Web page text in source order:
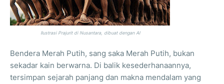
Ilustrasi Prajurit di Nusantara, dibuat dengan AI
Bendera Merah Putih, sang saka Merah Putih, bukan
sekadar kain berwarna. Di balik kesederhanaannya,
tersimpan sejarah panjang dan makna mendalam yang